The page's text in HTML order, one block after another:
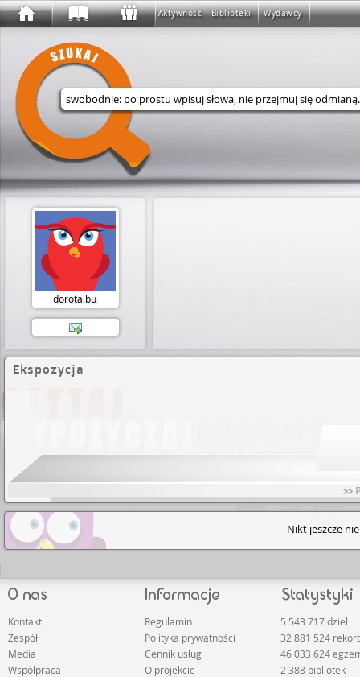
Aktywność Biblioteki Wydawcy
Wyszukaj w serwisie
dorota.bu
Ekspozycja
>>
Nikt jeszcze
Kontakt
Zespół
Media
Współpraca
Regulamin
Polityka prywatności
Cennik usług
O projekcie
5 543 717 dzieł
32 881 524
46 033 624
2 388 bibliotek